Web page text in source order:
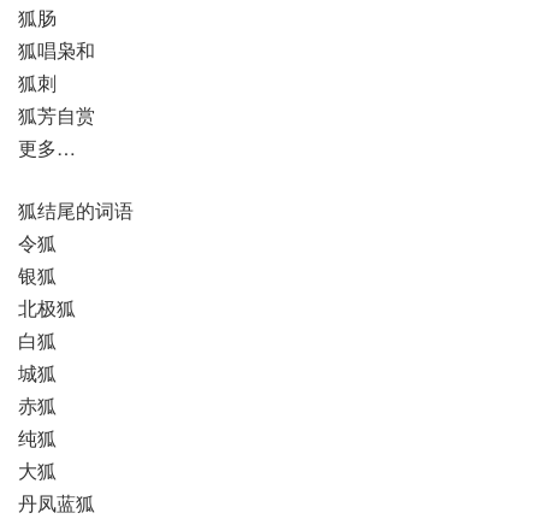
狐肠
狐唱枭和
狐刺
狐芳自赏
更多…
狐结尾的词语
令狐
银狐
北极狐
白狐
城狐
赤狐
纯狐
大狐
丹凤蓝狐